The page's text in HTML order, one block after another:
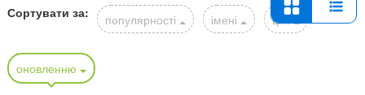
Сортувати за: популярності імені ціні
оновленню